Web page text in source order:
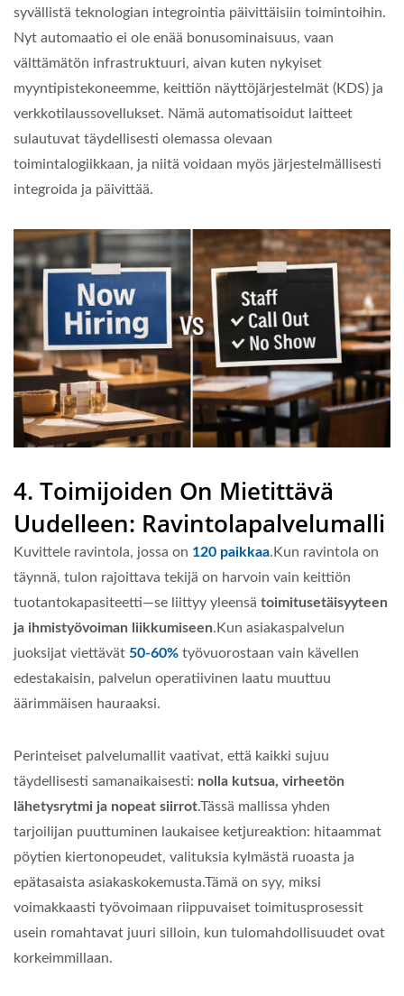
syvällistä teknologian integrointia päivittäisiin toimintoihin.
Nyt automaatio ei ole enää bonusominaisuus, vaan
välttämätön infrastruktuuri, aivan kuten nykyiset
myyntipistekoneemme, keittiön näyttöjärjestelmät (KDS) ja
verkkotilaussovellukset. Nämä automatisoidut laitteet
sulautuvat täydellisesti olemassa olevaan
toimintalogiikkaan, ja niitä voidaan myös järjestelmällisesti
integroida ja päivittää.
4. Toimijoiden On Mietittävä
Uudelleen: Ravintolapalvelumalli
Kuvittele ravintola, jossa on 120 paikkaa.Kun ravintola on
täynnä, tulon rajoittava tekijä on harvoin vain keittiön
tuotantokapasiteetti—se liittyy yleensä toimitusetäisyyteen
ja ihmistyövoiman liikkumiseen.Kun asiakaspalvelun
juoksijat viettävät 50-60% työvuorostaan vain kävellen
edestakaisin, palvelun operatiivinen laatu muuttuu
äärimmäisen hauraaksi.
Perinteiset palvelumallit vaativat, että kaikki sujuu
täydellisesti samanaikaisesti: nolla kutsua, virheetön
lähetysrytmi ja nopeat siirrot.Tässä mallissa yhden
tarjoilijan puuttuminen laukaisee ketjureaktion: hitaammat
pöytien kiertonopeudet, valituksia kylmästä ruoasta ja
epätasaista asiakaskokemusta.Tämä on syy, miksi
voimakkaasti työvoimaan riippuvaiset toimitusprosessit
usein romahtavat juuri silloin, kun tulomahdollisuudet ovat
korkeimmillaan.